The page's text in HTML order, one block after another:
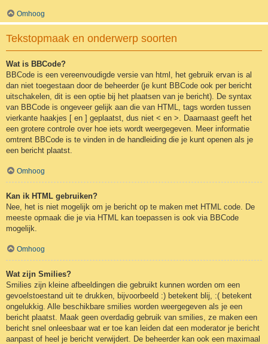
Omhoog
Tekstopmaak en onderwerp soorten
Wat is BBCode?
BBCode is een vereenvoudigde versie van html, het gebruik ervan is al
dan niet toegestaan door de beheerder (je kunt BBCode ook per bericht
uitschakelen, dit is een optie bij het plaatsen van je bericht). De syntax
van BBCode is ongeveer gelijk aan die van HTML, tags worden tussen
vierkante haakjes [ en ] geplaatst, dus niet < en >. Daarnaast geeft het
een grotere controle over hoe iets wordt weergegeven. Meer informatie
omtrent BBCode is te vinden in de handleiding die je kunt openen als je
een bericht plaatst.
Omhoog
Kan ik HTML gebruiken?
Nee, het is niet mogelijk om je bericht op te maken met HTML code. De
meeste opmaak die je via HTML kan toepassen is ook via BBCode
mogelijk.
Omhoog
Wat zijn Smilies?
Smilies zijn kleine afbeeldingen die gebruikt kunnen worden om een
gevoelstoestand uit te drukken, bijvoorbeeld :) betekent blij, :( betekent
ongelukkig. Alle beschikbare smilies worden weergegeven als je een
bericht plaatst. Maak geen overdadig gebruik van smilies, ze maken een
bericht snel onleesbaar wat er toe kan leiden dat een moderator je bericht
aanpast of heel je bericht verwijdert. De beheerder kan ook een maximaal